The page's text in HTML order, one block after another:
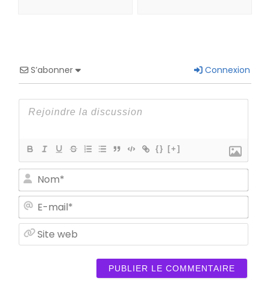
S’abonner Connexion
{} [+]
web